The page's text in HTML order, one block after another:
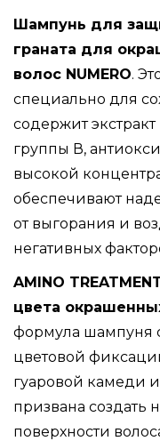
Шампунь для
граната для
волос NUMERO.
специально для
содержит
группы В,
высокой
обеспечивают
от выгорания и
негативных
AMINO
цвета
формула шампуня
цветовой
гуаровой камеди
призвана
поверхности